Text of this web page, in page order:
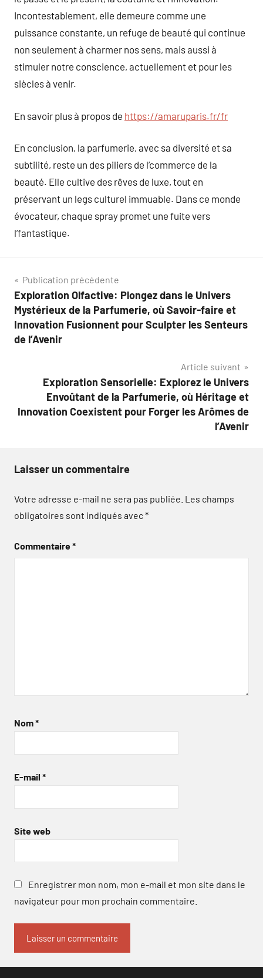
Incontestablement, elle demeure comme une
puissance constante, un refuge de beauté qui continue
non seulement à charmer nos sens, mais aussi à
stimuler notre conscience, actuellement et pour les
siècles à venir.
En savoir plus à propos de https://amaruparis.fr/fr
En conclusion, la parfumerie, avec sa diversité et sa
subtilité, reste un des piliers de l’commerce de la
beauté. Elle cultive des rêves de luxe, tout en
préservant un legs culturel immuable. Dans ce monde
évocateur, chaque spray promet une fuite vers
l’fantastique.
Navigation
de
l’article
Publication précédente
Exploration Olfactive: Plongez dans le Univers
Mystérieux de la Parfumerie, où Savoir-faire et
Innovation Fusionnent pour Sculpter les Senteurs
de l’Avenir
Article suivant
Exploration Sensorielle: Explorez le Univers
Envoûtant de la Parfumerie, où Héritage et
Innovation Coexistent pour Forger les Arômes de
l’Avenir
Laisser un commentaire
Votre adresse e-mail ne sera pas publiée. Les champs
obligatoires sont indiqués avec*
Commentaire*
Nom*
E-mail *
Site web
Enregistrer mon nom, mon e-mail et mon site dans le
navigateur pour mon prochain commentaire.